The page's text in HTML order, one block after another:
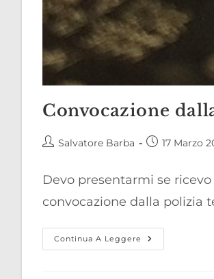
Convocazione
AutoreSalvatore Barba
Articolo
17 Marzo
Devo presentarmi se
convocazione dalla polizia
Continua A Leggere Convocazione
Dalla